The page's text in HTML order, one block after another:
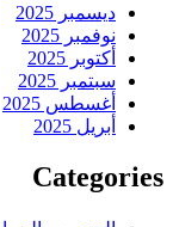
ديسمبر 2025
نوفمبر 2025
أكتوبر 2025
سبتمبر 2025
أغسطس 2025
أبريل 2025
Categories